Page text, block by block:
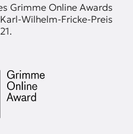
Grimme Online Awards
Wilhelm-Fricke-Preis